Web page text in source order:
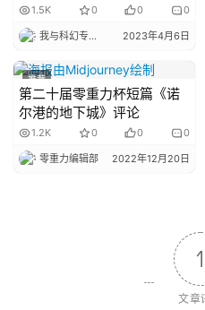
1.5K 0 0 0
我与科幻专栏小编 2023年4月6日
推荐
第二十届零重力杯短篇《诺
尔港的地下城》评论
1.2K 0 0 0
零重力编辑部 2022年12月20日
1
文章